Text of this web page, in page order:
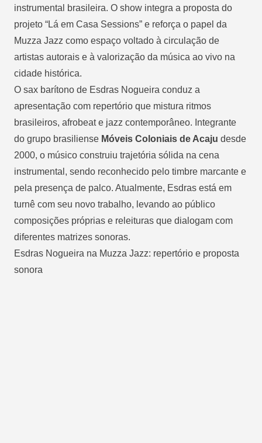
instrumental brasileira. O show integra a proposta do
projeto “Lá em Casa Sessions” e reforça o papel da
Muzza Jazz como espaço voltado à circulação de
artistas autorais e à valorização da música ao vivo na
cidade histórica.
O sax barítono de Esdras Nogueira conduz a
apresentação com repertório que mistura ritmos
brasileiros, afrobeat e jazz contemporâneo. Integrante
do grupo brasiliense Móveis Coloniais de Acaju desde
2000, o músico construiu trajetória sólida na cena
instrumental, sendo reconhecido pelo timbre marcante e
pela presença de palco. Atualmente, Esdras está em
turnê com seu novo trabalho, levando ao público
composições próprias e releituras que dialogam com
diferentes matrizes sonoras.
Esdras Nogueira na Muzza Jazz: repertório e proposta
sonora